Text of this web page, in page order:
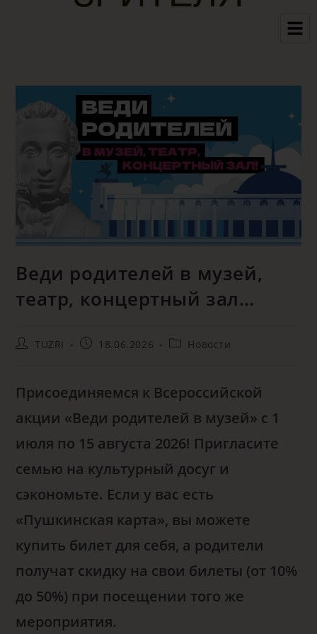
Веди родителей в музей,
театр, концертный зал…
TUZRI 18.06.2026 Новости
Присоединяемся к Всероссийской
акции «Веди родителей в музей» с 1
июля по 15 августа 2026! Пригласите
семью на культурный досуг и
сэкономьте. Если у вас есть
«Пушкинская карта», вы можете
купить билет для себя, а родители
получат скидку на свои билеты (от 10%
до 50%) при посещении того же
мероприятия.